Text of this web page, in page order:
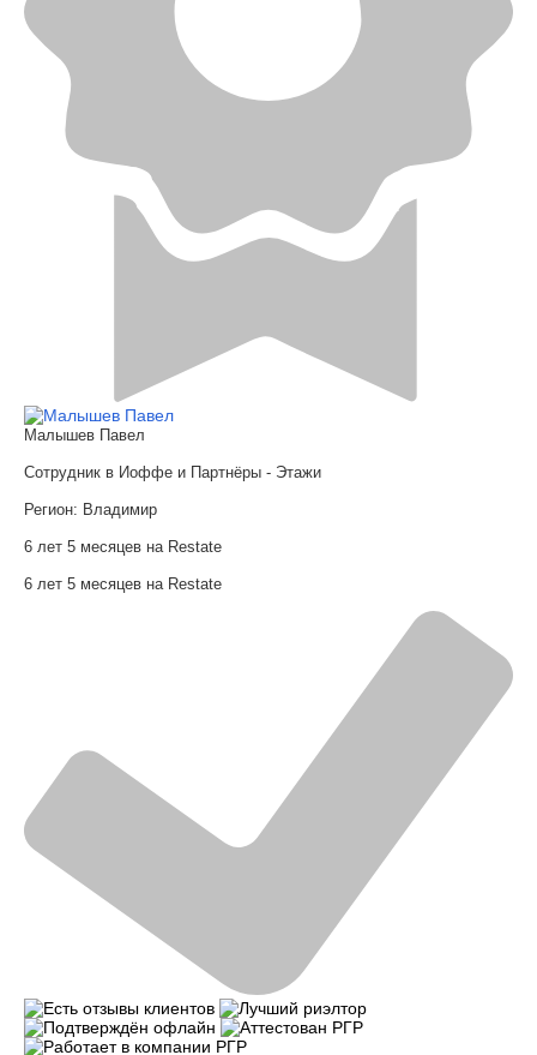
Малышев Павел
Сотрудник в Иоффе и Партнёры - Этажи
Регион: Владимир
6 лет 5 месяцев на Restate
6 лет 5 месяцев на Restate